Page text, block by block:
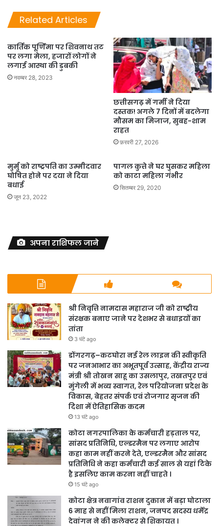
Related Articles
कार्तिक पूर्णिमा पर शिवनाथ तट
पर लगा मेला, हजारों लोगों ने
लगाई आस्था की डुबकी
नवम्बर 28, 2023
छत्तीसगढ़ में गर्मी ने दिया
दस्तक! अगले 7 दिनों में बदलेगा
मौसम का मिजाज, सुबह-शाम
राहत
फ़रवरी 27, 2026
मुर्मु को राष्ट्रपति का उम्मीदवार
घोषित होने पर दया ने दिया
बधाई
जून 23, 2022
पागल कुत्ते ने घर घुसकर महिला
को काटा महिला गंभीर
सितम्बर 29, 2020
अपना राशिफल जाने
श्री निवृत्ति नामदास महाराज जी को राष्ट्रीय
संरक्षक बनाए जाने पर देशभर से बधाइयों का
तांता
3 घंटे ago
डोंगरगढ़–कटघोरा नई रेल लाइन की स्वीकृति
पर जनआभार का अभूतपूर्व उत्साह, केंद्रीय राज्य
मंत्री श्री तोखन साहू का उसलापुर, तखतपुर एवं
मुंगेली में भव्य स्वागत, रेल परियोजना प्रदेश के
विकास, बेहतर संपर्क एवं रोजगार सृजन की
दिशा में ऐतिहासिक कदम
13 घंटे ago
कोटा नगरपालिका के कर्मचारी हड़ताल पर,
सांसद प्रतिनिधि, एल्डरमैन पर लगाए आरोप
कहा काम नहीं करने देते, एल्डरमैन और सांसद
प्रतिनिधि ने कहा कर्मचारी कई साल से यहां टिके
है इसलिए काम करना नहीं चाहते ।
15 घंटे ago
कोटा क्षेत्र नवागांव राशन दुकान में बड़ा घोटाला
6 माह से नहीं मिला राशन, जनपद सदस्य धर्मेंद्र
देवांगन ने की कलेक्टर से शिकायत ।